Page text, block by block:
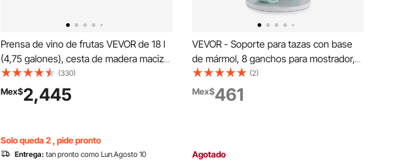
Prensa de vino de frutas VEVOR de 18 l
(4,75 galones), cesta de madera maciza
con 8 bloques, exprimidor manual
resistente, prensa para sidra, tintura de
manzana y uva, miel, aceite de oliva, con
(330)
Mex$2,445
Solo queda 2 , pide pronto
Entrega: tan pronto como Lun.Agosto 10
VEVOR - Soporte para tazas con base
de mármol, 8 ganchos para mostrador,
de acero al carbono, para barra de café,
cocina y hogar (negro mate)
(2)
Mex$461
Agotado